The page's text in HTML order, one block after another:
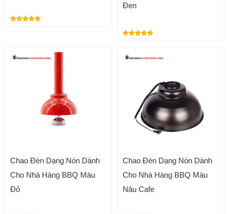
Đen
Chao Đèn Dạng Nón Dành
Cho Nhà Hàng BBQ Màu
Đỏ
Chao Đèn Dạng Nón Dành
Cho Nhà Hàng BBQ Màu
Nâu Cafe